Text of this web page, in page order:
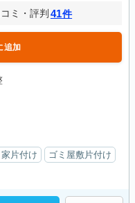
ミ・評判 41件
追加
片付け
ゴミ屋敷片付け